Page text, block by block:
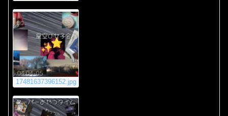
17481637396152.jpg